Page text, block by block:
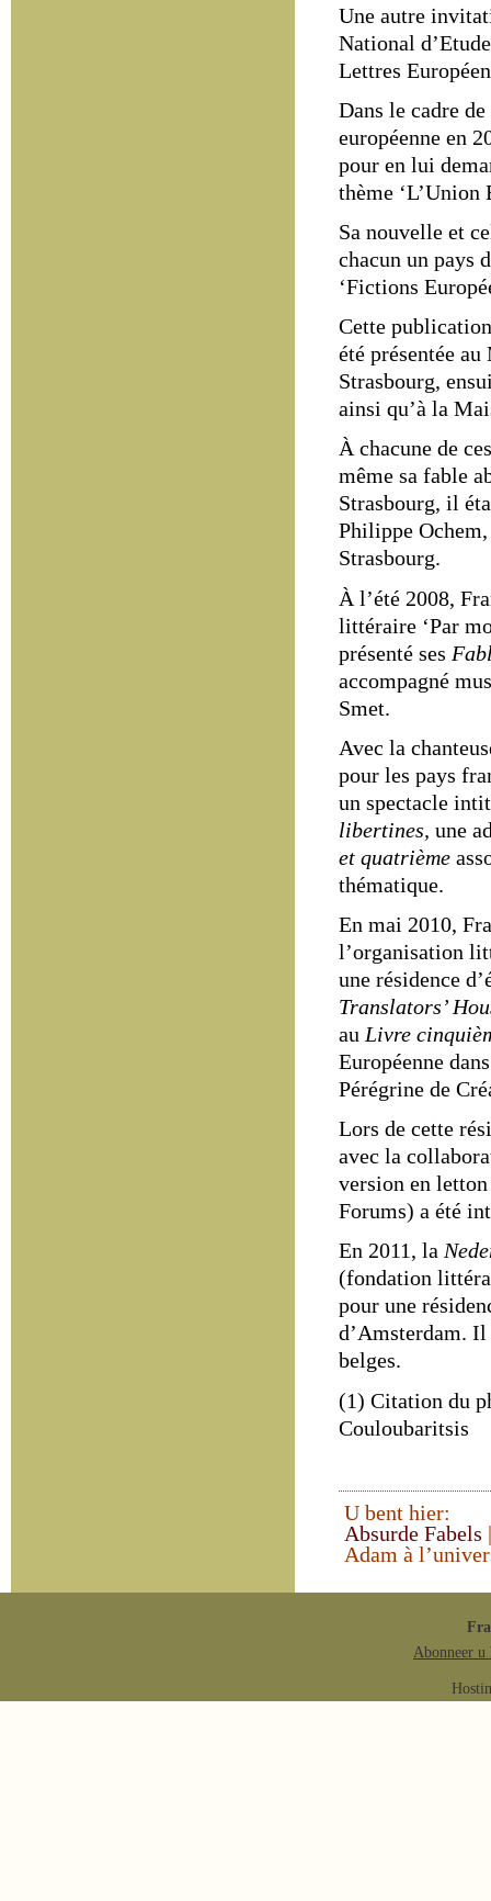
Une autre
National
Lettres
Dans le cadre
européenne en
pour en lui
thème ‘L’Union
Sa nouvelle et
chacun un pays
‘Fictions
Cette
été présentée
Strasbourg,
ainsi qu’à la
À chacune de
même sa fable
Strasbourg, il
Philippe
Strasbourg.
À l’été 2008,
littéraire ‘Par
présenté ses
accompagné
Smet.
Avec la
pour les pays
un spectacle
libertines, une
et quatrième
thématique.
En mai 2010,
l’organisation
une résidence
Translators’
au Livre
Européenne
Pérégrine de
Lors de cette
avec la
version en
Forums) a été
En 2011, la
(fondation
pour une
d’Amsterdam. Il
belges.
(1) Citation du
Couloubaritsis
U bent hier:
Absurde Fabels
Adam à
Abonneer u